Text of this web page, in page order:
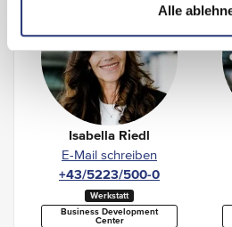
Alle
Isabella Riedl
E-Mail schreiben
+43/5223/500-0
Werkstatt
Business Development
Center